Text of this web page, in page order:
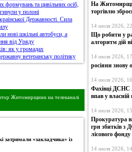
Житомирщини на телеканалі
затримали «закладчика» із
На
торгівлю
14 июля 2026,
Що робити у
алгоритм дій
14 июля 2026,
росіяни
14 июля 2026,
Фахівці ДСНС
впав у власній
14 июля 2026,
Прокуратура
грн збитків з
лісового фонду
14 июля 2026,